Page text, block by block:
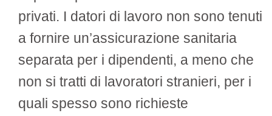
privati. I datori di lavoro non sono tenuti
a fornire un’assicurazione sanitaria
separata per i dipendenti, a meno che
non si tratti di lavoratori stranieri, per i
quali spesso sono richieste